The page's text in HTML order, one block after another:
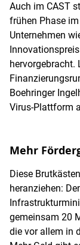
Auch im CAST
frühen Phase
Unternehmen
hervorgebracht.
Boehringer
Virus-Plattform
Mehr
Diese
heranziehen:
gemeinsam 20
die vor allem in